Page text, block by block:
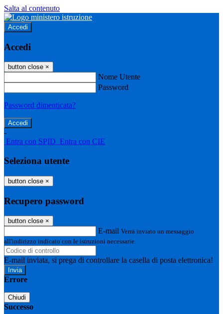
Salta al contenuto
Accedi
Accedi
button close ×
Nome Utente
Password
Password dimenticata?
-
Entra con SPID Entra con CIE
Seleziona utente
button close ×
Recupero password
button close ×
E-mail Verrà inviato un messaggio
all'indirizzo indicato con le istruzioni necessarie.
E-mail inviata, si prega di controllare la casella di posta elettronica!
Errore
Chiudi
Successo